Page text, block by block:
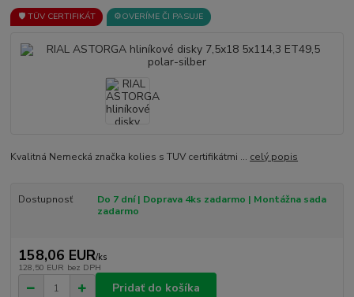
🛡️ TÜV CERTIFIKÁT ⚙️OVERÍME ČI PASUJE
Kvalitná Nemecká značka kolies s TUV certifikátmi ... celý popis
Dostupnosť
Do 7 dní | Doprava 4ks zadarmo | Montážna sada
zadarmo
158,06 EUR/ks
128,50 EUR bez DPH
Pridať do košíka